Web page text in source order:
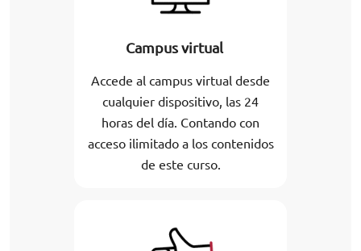
Campus virtual
Accede al campus virtual desde
cualquier dispositivo, las 24
horas del día. Contando con
acceso ilimitado a los contenidos
de este curso.